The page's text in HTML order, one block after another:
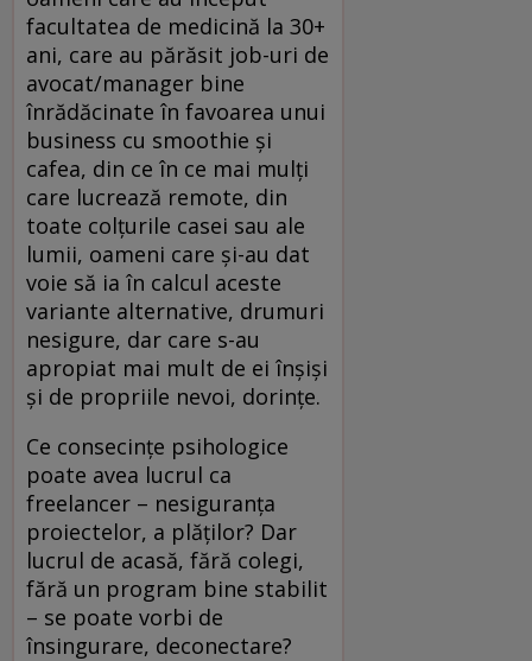
facultatea de medicină la 30+
ani, care au părăsit job-uri de
avocat/manager bine
înrădăcinate în favoarea unui
business cu smoothie și
cafea, din ce în ce mai mulți
care lucrează remote, din
toate colțurile casei sau ale
lumii, oameni care și-au dat
voie să ia în calcul aceste
variante alternative, drumuri
nesigure, dar care s-au
apropiat mai mult de ei înșiși
și de propriile nevoi, dorințe.
Ce consecințe psihologice
poate avea lucrul ca
freelancer – nesiguranța
proiectelor, a plăților? Dar
lucrul de acasă, fără colegi,
fără un program bine stabilit
– se poate vorbi de
însingurare, deconectare?